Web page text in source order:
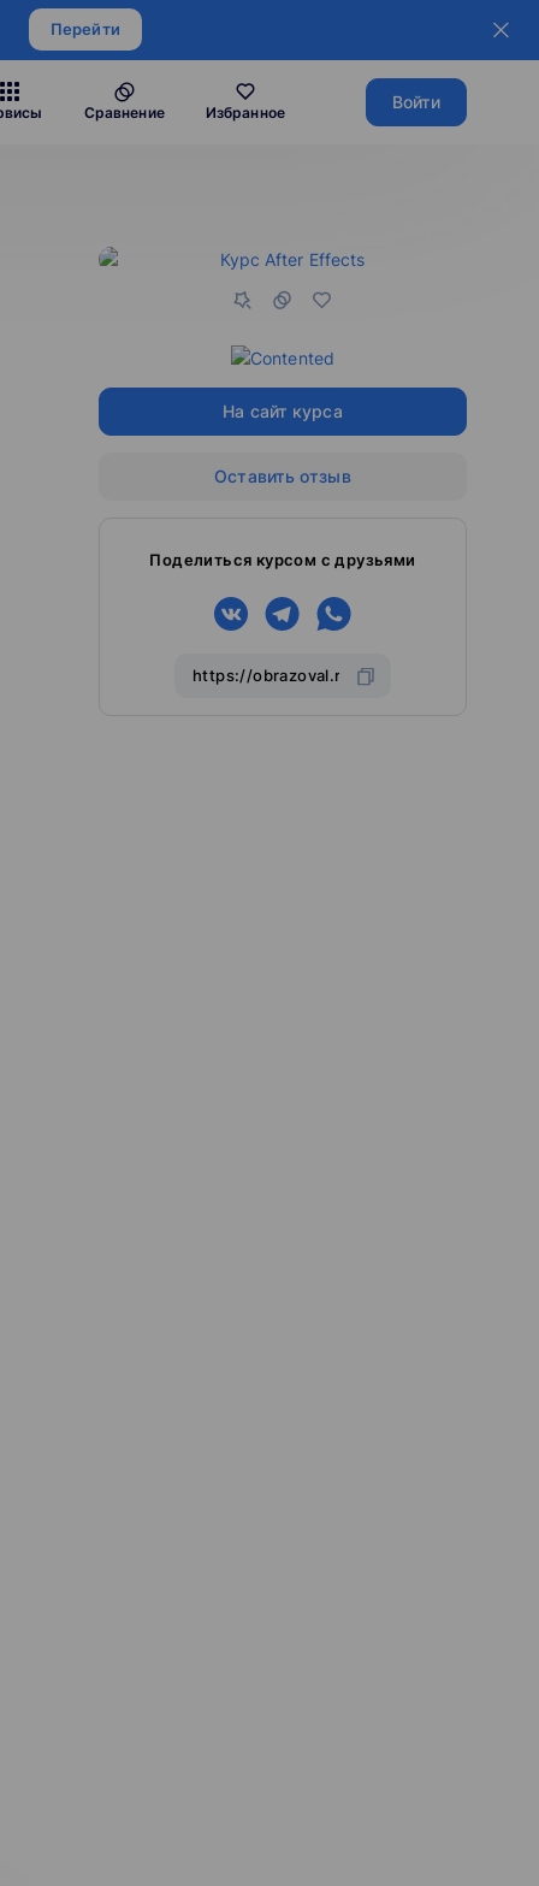
Перейти
Сравнение Избранное
Войти
На сайт курса
Оставить отзыв
Поделиться курсом с друзьями